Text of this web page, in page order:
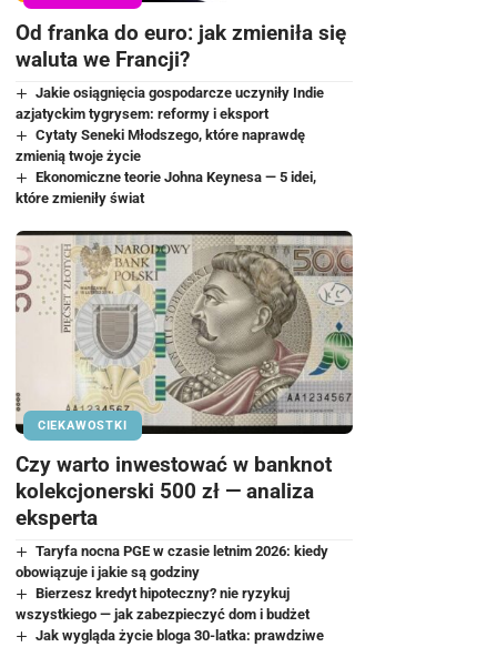
Od franka do euro: jak zmieniła się
waluta we Francji?
Jakie osiągnięcia gospodarcze uczyniły Indie
azjatyckim tygrysem: reformy i eksport
Cytaty Seneki Młodszego, które naprawdę
zmienią twoje życie
Ekonomiczne teorie Johna Keynesa — 5 idei,
które zmieniły świat
CIEKAWOSTKI
Czy warto inwestować w banknot
kolekcjonerski 500 zł — analiza
eksperta
Taryfa nocna PGE w czasie letnim 2026: kiedy
obowiązuje i jakie są godziny
Bierzesz kredyt hipoteczny? nie ryzykuj
wszystkiego — jak zabezpieczyć dom i budżet
Jak wygląda życie bloga 30-latka: prawdziwe